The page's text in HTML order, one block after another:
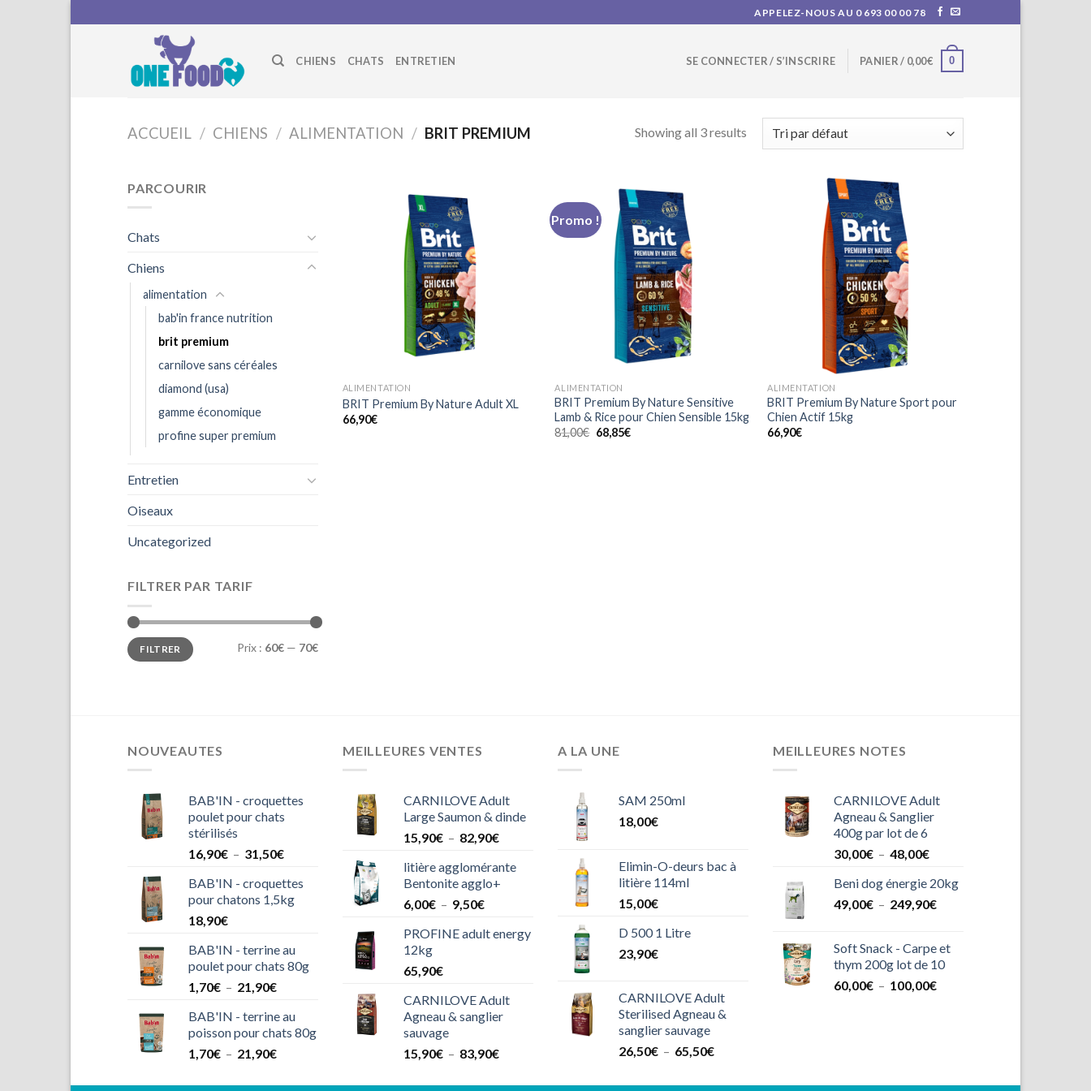
to
APPELEZ-NOUS AU 0 693 00 00 78
CHIENS CHATS ENTRETIEN SE CONNECTER / S’INSCRIRE PANIER / 0,00€ 0
ACCUEIL / CHIENS / ALIMENTATION / BRIT PREMIUM Showing all 3 results
PARCOURIR
Chats
Chiens
alimentation
bab'in france nutrition
brit premium
carnilove sans céréales
diamond (usa)
gamme économique
profine super premium
Entretien
Oiseaux
Uncategorized
FILTRER PAR TARIF
Prix
min
Prix
maxFILTRER Prix : 60€ — 70€
ALIMENTATION
BRIT Premium By Nature Adult XL
66,90€
Promo !
ALIMENTATION
BRIT Premium By Nature Sensitive
Lamb & Rice pour Chien Sensible 15kg
81,00€ Le
prix
68,85€Le
ALIMENTATION
BRIT Premium By Nature Sport pour
Chien Actif 15kg
66,90€
NOUVEAUTES
BAB'IN - croquettes
poulet pour chats
stérilisés
16,90€ – 31,50€Plage
prix :
16,90€
BAB'IN - croquettes
pour chatons 1,5kg
18,90€
BAB'IN - terrine au
poulet pour chats 80g
1,70€ – 21,90€Plage
prix :
1,70€
à
BAB'IN - terrine au
poisson pour chats 80g
1,70€ – 21,90€Plage
prix :
MEILLEURES VENTES
CARNILOVE Adult
Large Saumon & dinde
15,90€ – 82,90€Plage
prix :
15,90€
litière agglomérante
Bentonite agglo+
6,00€ – 9,50€Plage
prix :
PROFINE adult energy
12kg
65,90€
CARNILOVE Adult
Agneau & sanglier
sauvage
15,90€ – 83,90€Plage
prix :
A LA UNE
SAM 250ml
18,00€
Elimin-O-deurs bac à
litière 114ml
15,00€
D 500 1 Litre
23,90€
CARNILOVE Adult
Sterilised Agneau &
sanglier sauvage
26,50€ – 65,50€Plage
prix :
MEILLEURES NOTES
CARNILOVE Adult
Agneau & Sanglier
400g par lot de 6
30,00€ – 48,00€Plage
prix :
30,00€
Beni dog énergie 20kg
49,00€ – 249,90€Plage
49,00€
à
249,90€
Soft Snack - Carpe et
thym 200g lot de 10
60,00€ – 100,00€Plage